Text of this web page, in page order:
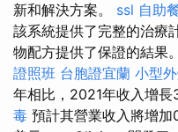
新和解決方案。 ssl 自助
該系統提供了完整的治療
物配方提供了保證的結果。
證照班 台胞證宜蘭 小型
年相比，2021年收入增長
毒 預計其營業收入將增